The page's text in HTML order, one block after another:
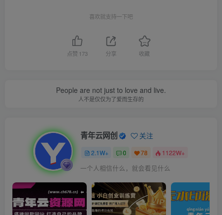
喜欢就支持一下吧
点赞 173 分享 收藏
People are not just to love and live.
人不是仅仅为了爱而生存的
青年云网创 关注
2.1W+ 0 78 1122W+
一个人相信什么，就会看见什么